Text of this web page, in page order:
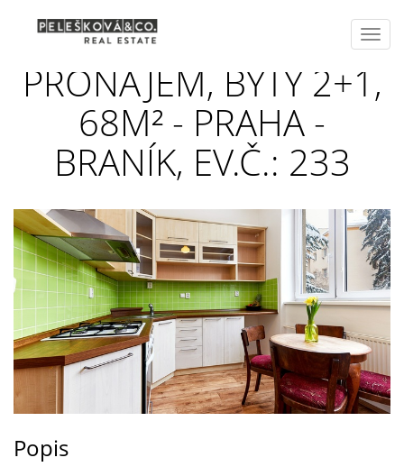
PRONÁJEM, BYTY 2+1,
68M² - PRAHA -
BRANÍK, EV.Č.: 233
Popis